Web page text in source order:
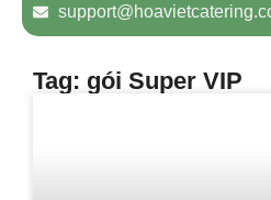
Tag: gói Super VIP